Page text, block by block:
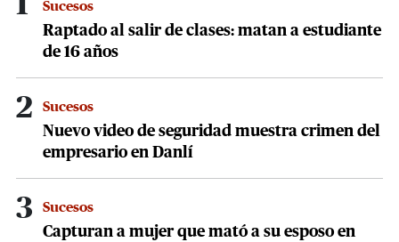
Sucesos
Raptado al salir de clases: matan a estudiante
de 16 años
2 Sucesos
Nuevo video de seguridad muestra crimen del
empresario en Danlí
3 Sucesos
Capturan a mujer que mató a su esposo en